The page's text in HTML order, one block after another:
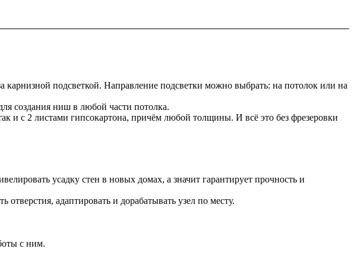
подсветкой. Направление подсветки можно выбрать: на потолок или на
создания ниш в любой части потолка.
и с 2 листами гипсокартона, причём любой толщины. И всё это без фрезеровки
усадку стен в новых домах, а значит гарантирует прочность и
адаптировать и дорабатывать узел по месту.
с ним.